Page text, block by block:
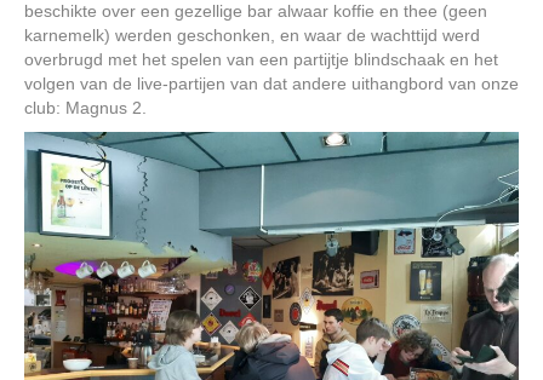
beschikte over een gezellige bar alwaar koffie en thee (geen
karnemelk) werden geschonken, en waar de wachttijd werd
overbrugd met het spelen van een partijtje blindschaak en het
volgen van de live-partijen van dat andere uithangbord van onze
club: Magnus 2.